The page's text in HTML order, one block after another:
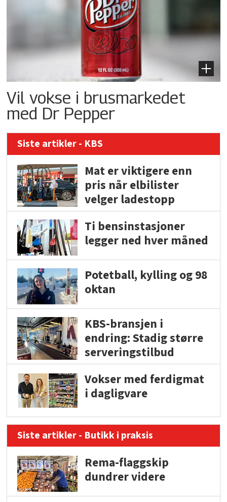
Vil vokse i brusmarkedet
med Dr Pepper
Siste artikler - KBS
Mat er viktigere enn
pris når elbilister
velger ladestopp
Ti bensinstasjoner
legger ned hver måned
Potetball, kylling og 98
oktan
KBS-bransjen i
endring: Stadig større
serveringstilbud
Vokser med ferdigmat
i dagligvare
Siste artikler - Butikk i praksis
Rema-flaggskip
dundrer videre